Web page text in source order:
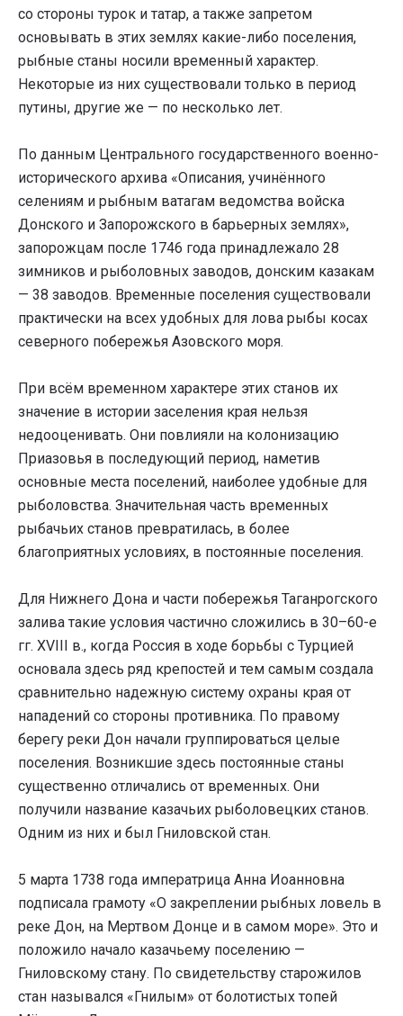
со стороны турок и татар, а также запретом
основывать в этих землях какие-либо поселения,
рыбные станы носили временный характер.
Некоторые из них существовали только в период
путины, другие же — по несколько лет.
По данным Центрального государственного военно-
исторического архива «Описания, учинённого
селениям и рыбным ватагам ведомства войска
Донского и Запорожского в барьерных землях»,
запорожцам после 1746 года принадлежало 28
зимников и рыболовных заводов, донским казакам
— 38 заводов. Временные поселения существовали
практически на всех удобных для лова рыбы косах
северного побережья Азовского моря.
При всём временном характере этих станов их
значение в истории заселения края нельзя
недооценивать. Они повлияли на колонизацию
Приазовья в последующий период, наметив
основные места поселений, наиболее удобные для
рыболовства. Значительная часть временных
рыбачьих станов превратилась, в более
благоприятных условиях, в постоянные поселения.
Для Нижнего Дона и части побережья Таганрогского
залива такие условия частично сложились в 30–60-е
гг. XVIII в., когда Россия в ходе борьбы с Турцией
основала здесь ряд крепостей и тем самым создала
сравнительно надежную систему охраны края от
нападений со стороны противника. По правому
берегу реки Дон начали группироваться целые
поселения. Возникшие здесь постоянные станы
существенно отличались от временных. Они
получили название казачьих рыболовецких станов.
Одним из них и был Гниловской стан.
5 марта 1738 года императрица Анна Иоанновна
подписала грамоту «О закреплении рыбных ловель в
реке Дон, на Мертвом Донце и в самом море». Это и
положило начало казачьему поселению —
Гниловскому стану. По свидетельству старожилов
стан назывался «Гнилым» от болотистых топей